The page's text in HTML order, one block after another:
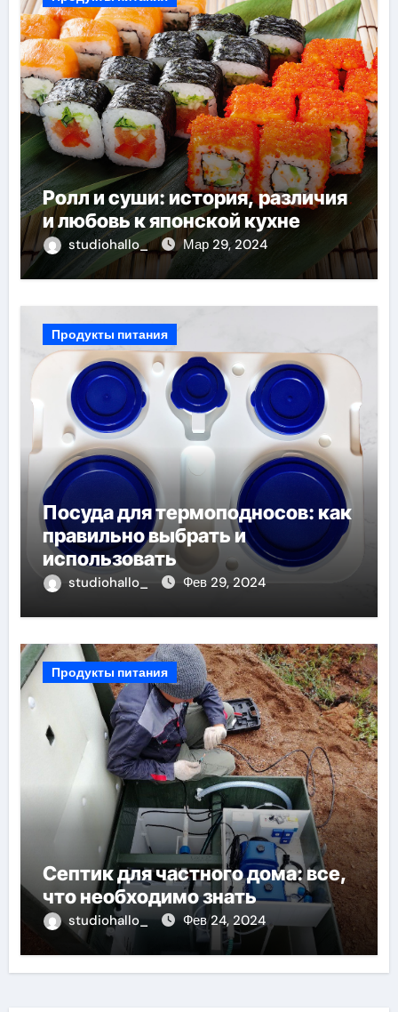
Ролл и суши: история, различия
и любовь к японской кухне
studiohallo_ Мар 29, 2024
Продукты питания
Посуда для термоподносов: как
правильно выбрать и
использовать
studiohallo_ Фев 29, 2024
Продукты питания
Септик для частного дома: все,
что необходимо знать
studiohallo_ Фев 24, 2024